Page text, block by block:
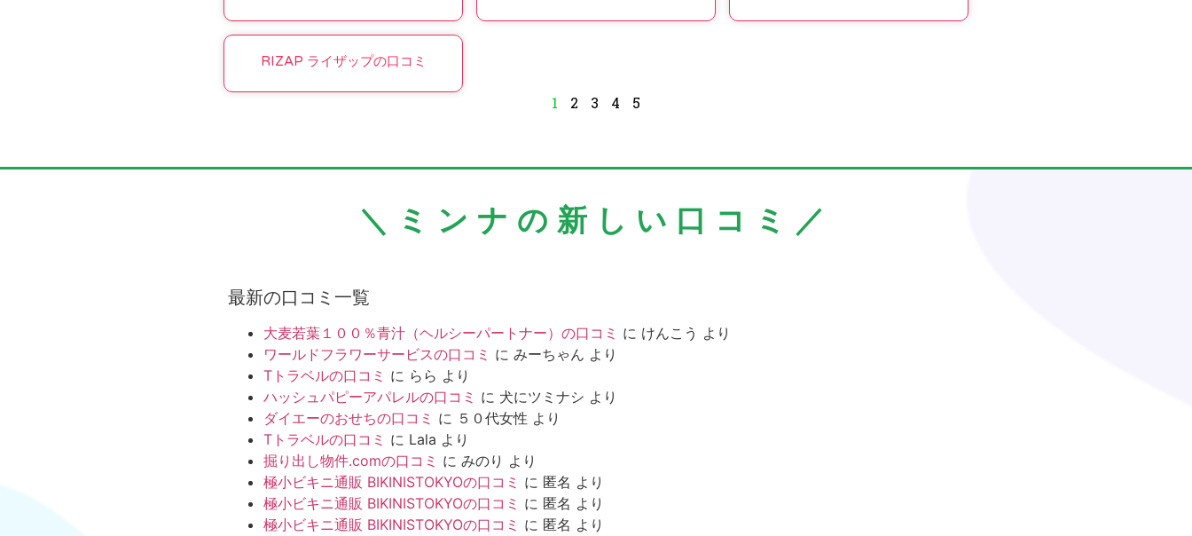
RIZAP ライザップの口コミ
1 2 3 4 5
＼ミンナの新しい口コミ／
最新の口コミ一覧
大麦若葉１００％青汁（ヘルシーパートナー）の口コミ に けんこう より
ワールドフラワーサービスの口コミ に みーちゃん より
Tトラベルの口コミ に らら より
ハッシュパピーアパレルの口コミ に 犬にツミナシ より
ダイエーのおせちの口コミ に ５０代女性 より
Tトラベルの口コミ に Lala より
掘り出し物件.comの口コミ に みのり より
極小ビキニ通販 BIKINISTOKYOの口コミ に 匿名 より
極小ビキニ通販 BIKINISTOKYOの口コミ に 匿名 より
極小ビキニ通販 BIKINISTOKYOの口コミ に 匿名 より